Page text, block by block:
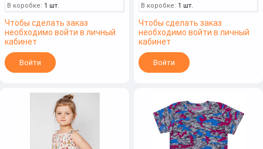
В коробке: 1 шт.
Чтобы сделать заказ
необходимо войти в личный
кабинет
Войти
В коробке: 1 шт.
Чтобы сделать заказ
необходимо войти в личный
кабинет
Войти